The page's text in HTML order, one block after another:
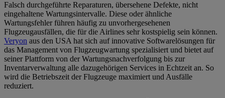
Falsch durchgeführte Reparaturen, übersehene Defekte, nicht
eingehaltene Wartungsintervalle. Diese oder ähnliche
Wartungsfehler führen häufig zu unvorhergesehenen
Flugzeugausfällen, die für die Airlines sehr kostspielig sein können.
Veryon aus den USA hat sich auf innovative Softwarelösungen für
das Management von Flugzeugwartung spezialisiert und bietet auf
seiner Plattform von der Wartungsnachverfolgung bis zur
Inventarverwaltung alle dazugehörigen Services in Echtzeit an. So
wird die Betriebszeit der Flugzeuge maximiert und Ausfälle
reduziert.